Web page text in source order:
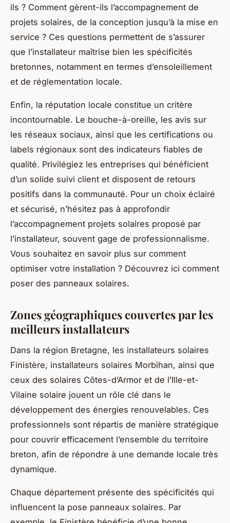
ils ? Comment gèrent-ils l’accompagnement de
projets solaires, de la conception jusqu’à la mise en
service ? Ces questions permettent de s’assurer
que l’installateur maîtrise bien les spécificités
bretonnes, notamment en termes d’ensoleillement
et de réglementation locale.
Enfin, la réputation locale constitue un critère
incontournable. Le bouche-à-oreille, les avis sur
les réseaux sociaux, ainsi que les certifications ou
labels régionaux sont des indicateurs fiables de
qualité. Privilégiez les entreprises qui bénéficient
d’un solide suivi client et disposent de retours
positifs dans la communauté. Pour un choix éclairé
et sécurisé, n’hésitez pas à approfondir
l’accompagnement projets solaires proposé par
l’installateur, souvent gage de professionnalisme.
Vous souhaitez en savoir plus sur comment
optimiser votre installation ? Découvrez ici comment
poser des panneaux solaires.
Zones géographiques couvertes par les
meilleurs installateurs
Dans la région Bretagne, les installateurs solaires
Finistère, installateurs solaires Morbihan, ainsi que
ceux des solaires Côtes-d’Armor et de l’Ille-et-
Vilaine solaire jouent un rôle clé dans le
développement des énergies renouvelables. Ces
professionnels sont répartis de manière stratégique
pour couvrir efficacement l’ensemble du territoire
breton, afin de répondre à une demande locale très
dynamique.
Chaque département présente des spécificités qui
influencent la pose panneaux solaires. Par